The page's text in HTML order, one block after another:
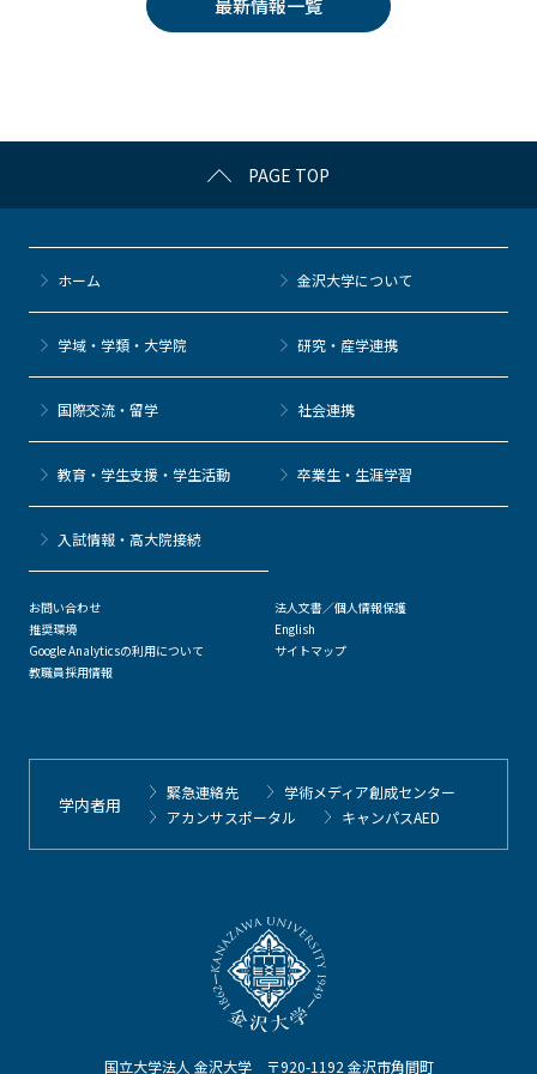
k
et a
最新情報一覧
PAGE TOP
国立大学法人 金沢大学 〒920-1192 金沢市角間町
ホーム 金沢大学について
学域・学類・大学院 研究・産学連携
国際交流・留学 社会連携
教育・学生支援・学生活動 卒業生・生涯学習
⼊試情報・高大院接続
お問い合わせ
推奨環境
Google Analyticsの利用について
教職員採用情報
法人文書／個人情報保護
English
サイトマップ
学内者用
緊急連絡先
学術メディア創成センター
アカンサスポータル
キャンパスAED